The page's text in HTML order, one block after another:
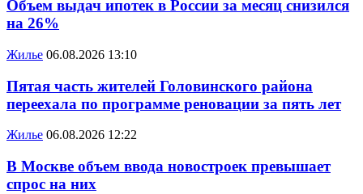
Объем выдач ипотек в России за месяц снизился
на 26%
Жилье 06.08.2026 13:10
Пятая часть жителей Головинского района
переехала по программе реновации за пять лет
Жилье 06.08.2026 12:22
В Москве объем ввода новостроек превышает
спрос на них